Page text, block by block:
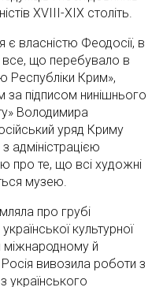
XVIII-XIX століть.
власністю Феодосії, в
все, що перебувало в
Республіки Крим»,
за підписом нинішнього
Володимира
уряд Криму
адміністрацією
про те, що всі художні
музею.
про грубі
культурної
міжнародному й
вивозила роботи з
українського